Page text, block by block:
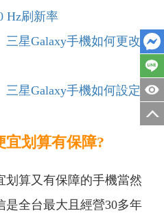
Hz刷新率
三星Galaxy手機如何更改
三星Galaxy手機如何設定
宜划算有保障?
划算又有保障的手機當然
是全台最大且經營30多年